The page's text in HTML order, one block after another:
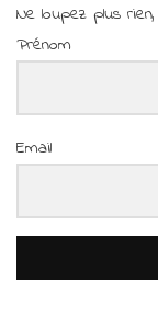
Ne loupez plus
Prénom
Email